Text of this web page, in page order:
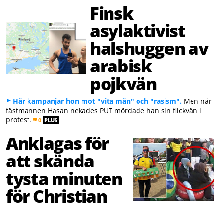
Finsk
asylaktivist
halshuggen av
arabisk
pojkvän
Här kampanjar hon mot "vita män" och "rasism". Men när
fästmannen Hasan nekades PUT mördade han sin flickvän i
protest.
0 PLUS
Anklagas för
att skända
tysta minuten
för Christian